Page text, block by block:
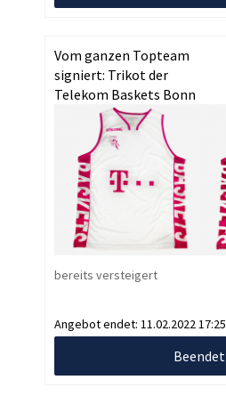
Vom ganzen Topteam
signiert: Trikot der
Telekom Baskets Bonn
bereits versteigert
Angebot endet: 11.02.2022 17:25
Beendet